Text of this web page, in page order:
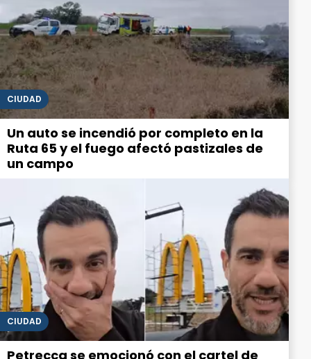
CIUDAD
Un auto se incendió por completo en la
Ruta 65 y el fuego afectó pastizales de
un campo
CIUDAD
Petrecca se emocionó con el cartel de